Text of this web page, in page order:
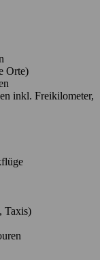
Orte)
inkl. Freikilometer,
Taxis)